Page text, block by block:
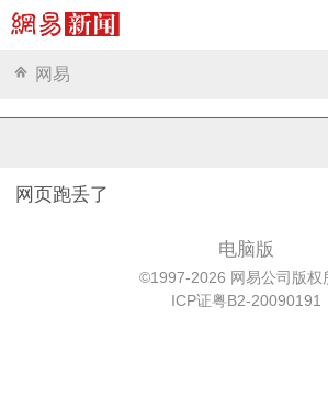
网易
网页跑丢了
电脑版
©1997-2026 网易公司版权
ICP证粤B2-20090191